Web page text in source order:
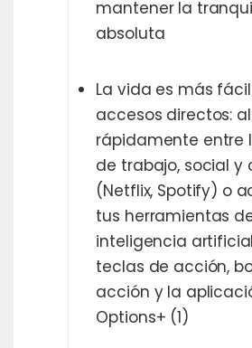
mantener la
absoluta
La vida es más
accesos directos:
rápidamente entre
de trabajo, social y
(Netflix, Spotify) o
tus herramientas
inteligencia
teclas de acción,
acción y la
Options+ (1)